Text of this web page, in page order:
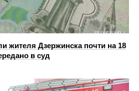
жителя Дзержинска почти на 18
в суд